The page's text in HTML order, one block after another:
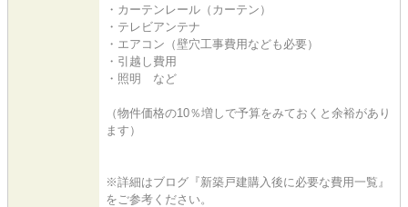
・カーテンレール（カーテン）
・テレビアンテナ
・エアコン（壁穴工事費用なども必要）
・引越し費用
・照明 など
（物件価格の10％増しで予算をみておくと余裕があり
ます）
※詳細はブログ『新築戸建購入後に必要な費用一覧』
をご参考ください。